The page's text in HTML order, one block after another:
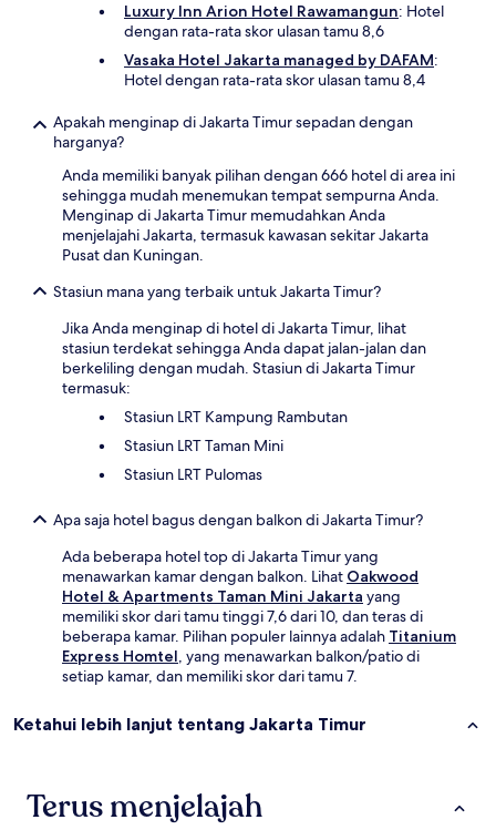
Luxury Inn Arion Hotel Rawamangun: Hotel
dengan rata-rata skor ulasan tamu 8,6
Vasaka Hotel Jakarta managed by DAFAM:
Hotel dengan rata-rata skor ulasan tamu 8,4
Apakah menginap di Jakarta Timur sepadan dengan
harganya?
Anda memiliki banyak pilihan dengan 666 hotel di area ini
sehingga mudah menemukan tempat sempurna Anda.
Menginap di Jakarta Timur memudahkan Anda
menjelajahi Jakarta, termasuk kawasan sekitar Jakarta
Pusat dan Kuningan.
Stasiun mana yang terbaik untuk Jakarta Timur?
Jika Anda menginap di hotel di Jakarta Timur, lihat
stasiun terdekat sehingga Anda dapat jalan-jalan dan
berkeliling dengan mudah. Stasiun di Jakarta Timur
termasuk:
Stasiun LRT Kampung Rambutan
Stasiun LRT Taman Mini
Stasiun LRT Pulomas
Apa saja hotel bagus dengan balkon di Jakarta Timur?
Ada beberapa hotel top di Jakarta Timur yang
menawarkan kamar dengan balkon. Lihat Oakwood
Hotel & Apartments Taman Mini Jakarta yang
memiliki skor dari tamu tinggi 7,6 dari 10, dan teras di
beberapa kamar. Pilihan populer lainnya adalah Titanium
Express Homtel, yang menawarkan balkon/patio di
setiap kamar, dan memiliki skor dari tamu 7.
Ketahui lebih lanjut tentang Jakarta Timur
Terus menjelajah